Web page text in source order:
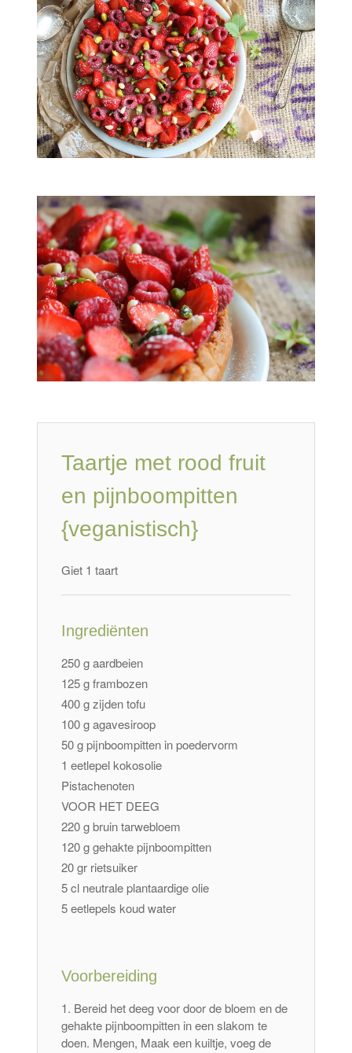
Taartje met rood fruit
en pijnboompitten
{veganistisch}
Giet 1 taart
Ingrediënten
250 g aardbeien
125 g frambozen
400 g zijden tofu
100 g agavesiroop
50 g pijnboompitten in poedervorm
1 eetlepel kokosolie
Pistachenoten
VOOR HET DEEG
220 g bruin tarwebloem
120 g gehakte pijnboompitten
20 gr rietsuiker
5 cl neutrale plantaardige olie
5 eetlepels koud water
Voorbereiding
Bereid het deeg voor door de bloem en de
gehakte pijnboompitten in een slakom te
doen. Mengen, Maak een kuiltje, voeg de